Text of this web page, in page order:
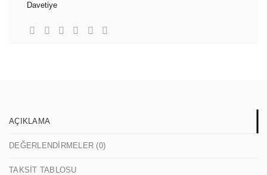
Davetiye
AÇIKLAMA
DEĞERLENDIRMELER (0)
TAKSIT TABLOSU